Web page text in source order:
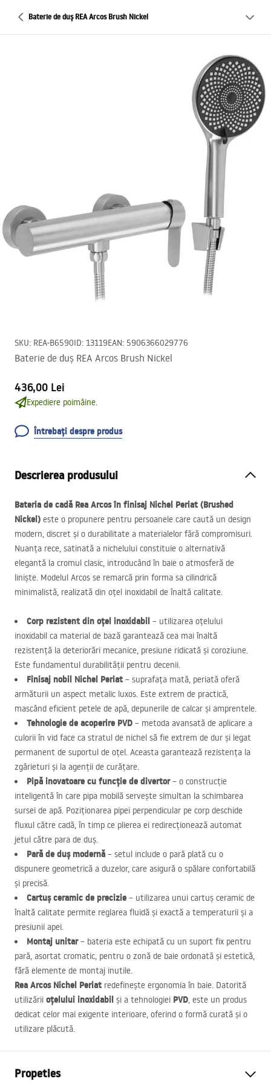
Baterie de duș REA Arcos Brush Nickel
SKU: REA-B6590ID: 13119EAN: 5906366029776
Baterie de duș REA Arcos Brush Nickel
436,00 Lei
Expediere poimâine.
Întrebați despre produs
Descrierea produsului
Bateria de cadă Rea Arcos în finisaj Nichel Periat (Brushed
Nickel) este o propunere pentru persoanele care caută un design
modern, discret și o durabilitate a materialelor fără compromisuri.
Nuanța rece, satinată a nichelului constituie o alternativă
elegantă la cromul clasic, introducând în baie o atmosferă de
liniște. Modelul Arcos se remarcă prin forma sa cilindrică
minimalistă, realizată din oțel inoxidabil de înaltă calitate.
Corp rezistent din oțel inoxidabil – utilizarea oțelului
inoxidabil ca material de bază garantează cea mai înaltă
rezistență la deteriorări mecanice, presiune ridicată și coroziune.
Este fundamentul durabilității pentru decenii.
Finisaj nobil Nichel Periat – suprafața mată, periată oferă
armăturii un aspect metalic luxos. Este extrem de practică,
mascând eficient petele de apă, depunerile de calcar și amprentele.
Tehnologie de acoperire PVD – metoda avansată de aplicare a
culorii în vid face ca stratul de nichel să fie extrem de dur și legat
permanent de suportul de oțel. Aceasta garantează rezistența la
zgârieturi și la agenții de curățare.
Pipă inovatoare cu funcție de divertor– o construcție
inteligentă în care pipa mobilă servește simultan la schimbarea
sursei de apă. Poziționarea pipei perpendicular pe corp deschide
fluxul către cadă, în timp ce plierea ei redirecționează automat
jetul către para de duș.
Pară de duș modernă – setul include o pară plată cu o
dispunere geometrică a duzelor, care asigură o spălare confortabilă
și precisă.
Cartuș ceramic de precizie – utilizarea unui cartuș ceramic de
înaltă calitate permite reglarea fluidă și exactă a temperaturii și a
presiunii apei.
Montaj unitar– bateria este echipată cu un suport fix pentru
pară, asortat cromatic, pentru o zonă de baie ordonată și estetică,
fără elemente de montaj inutile.
Rea Arcos Nichel Periat redefinește ergonomia în baie. Datorită
utilizării oțelului inoxidabil și a tehnologiei PVD, este un produs
dedicat celor mai exigente interioare, oferind o formă curată și o
utilizare plăcută.
Propeties